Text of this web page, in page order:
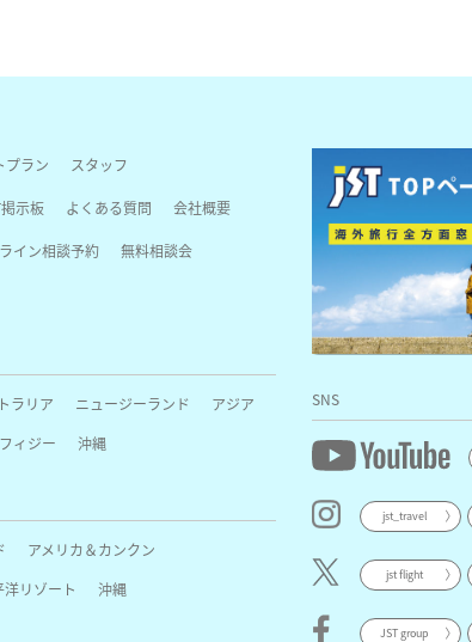
プラン スタッフ
示板 よくある質問 会社概要
イン相談予約 無料相談会
ラリア ニュージーランド
アジア
ィジー 沖縄
アメリカ＆カンクン
リゾート 沖縄
SNS
jst_travel
jst flight
JST group